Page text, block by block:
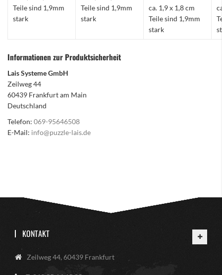
Teile sind 1,9mm
stark
Teile sind 1,9mm
stark
ca. 1,9 x 1,8 cm
Teile sind 1,9mm
stark
Informationen zur Produktsicherheit
Lais Systeme GmbH
Zeilweg 44
60439 Frankfurt am Main
Deutschland
Telefon: 069-95646508
E-Mail: info@puzzle-lais.de
KONTAKT
Zeilweg 44, 60439 Frankfurt